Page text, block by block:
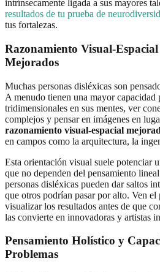
intrínsecamente ligada a sus mayores
resultados de tu prueba de
tus fortalezas.
Razonamiento Visual-
Mejorados
Muchas personas disléxicas son
A menudo tienen una mayor capacidad
tridimensionales en sus mentes, ver
complejos y pensar en imágenes en
razonamiento visual-espacial
en campos como la arquitectura, la
Esta orientación visual suele potenciar
que no dependen del pensamiento
personas disléxicas pueden dar saltos
que otros podrían pasar por alto. Ven el
visualizar los resultados antes de que
las convierte en innovadoras y artistas
Pensamiento Holístico y
Problemas